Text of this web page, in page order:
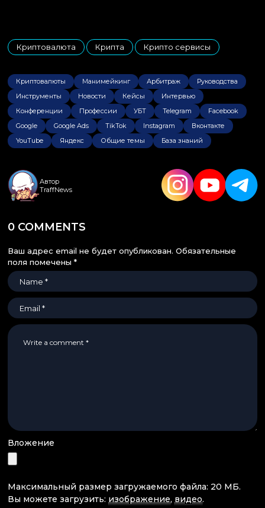
Криптовалюта
,
Крипта
,
Крипто сервисы
Криптовалюты Манимейкинг Арбитраж
Руководства
Инструменты
Новости Кейсы
Интервью
Конференции
Профессии УБТ Telegram
Facebook
Google
Google Ads TikTok Instagram
Вконтакте
YouTube
Яндекс Общие темы База знаний
Автор
TraffNews
0 COMMENTS
Ваш адрес email не будет опубликован. Обязательные
поля помечены *
Вложение
Максимальный размер загружаемого файла: 20 МБ.
Вы можете загрузить: изображение, видео.